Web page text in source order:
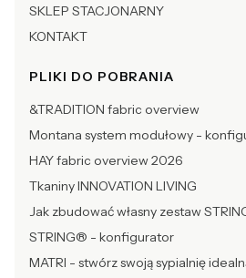
SKLEP STACJONARNY
KONTAKT
PLIKI DO POBRANIA
&TRADITION fabric overview
Montana system modułowy -
HAY fabric overview 2026
Tkaniny INNOVATION LIVING
Jak zbudować własny zestaw
STRING® - konfigurator
MATRI - stwórz swoją sypialnię